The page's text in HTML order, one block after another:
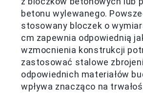
betonu wylewanego.
stosowany bloczek o
cm zapewnia odpowiednią
wzmocnienia konstrukcji
zastosować stalowe
odpowiednich materiałów
wpływa znacząco na